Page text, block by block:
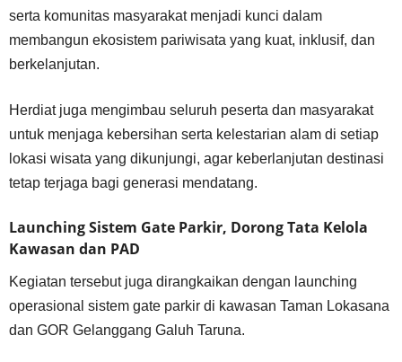
serta komunitas masyarakat menjadi kunci dalam
membangun ekosistem pariwisata yang kuat, inklusif, dan
berkelanjutan.
Herdiat juga mengimbau seluruh peserta dan masyarakat
untuk menjaga kebersihan serta kelestarian alam di setiap
lokasi wisata yang dikunjungi, agar keberlanjutan destinasi
tetap terjaga bagi generasi mendatang.
Launching Sistem Gate Parkir, Dorong Tata Kelola
Kawasan dan PAD
Kegiatan tersebut juga dirangkaikan dengan launching
operasional sistem gate parkir di kawasan Taman Lokasana
dan GOR Gelanggang Galuh Taruna.